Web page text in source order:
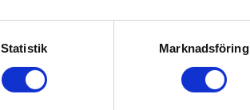
Statistik Marknadsföring
Ja! Skicka min förfrågan.